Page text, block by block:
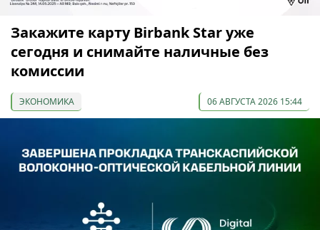
Закажите карту Birbank Star уже
сегодня и снимайте наличные без
комиссии
ЭКОНОМИКА 06 АВГУСТА 2026 15:44